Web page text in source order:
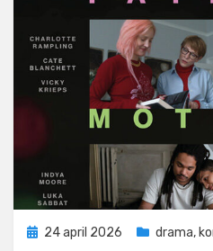
Geplaatst
24 april 2026 drama,